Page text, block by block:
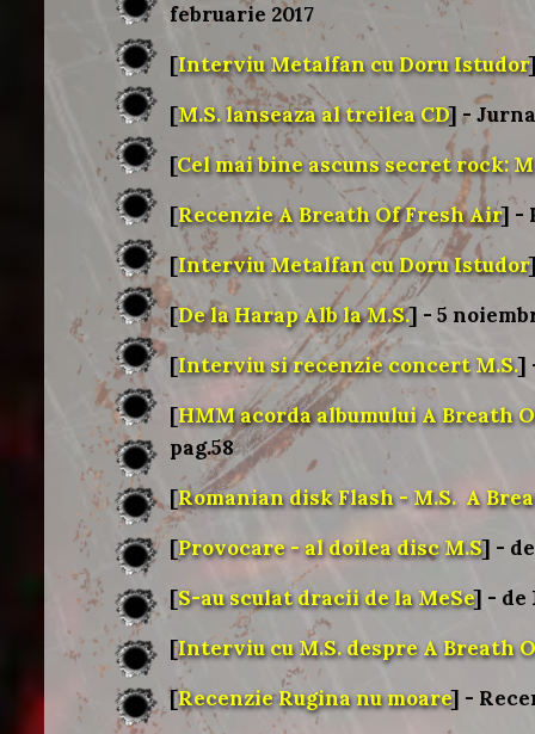
februarie 2017
[Interviu Metalfan cu Doru Istudor
[M.S. lanseaza al treilea CD] -
[Cel mai bine ascuns secret rock:
[Recenzie A Breath Of Fresh Air] -
[Interviu Metalfan cu Doru Istudor
[De la Harap Alb la M.S.] - 5
[Interviu si recenzie concert M.S.]
[HMM acorda albumului A Breath
pag.58
[Romanian disk Flash - M.S. A
[Provocare - al doilea disc M.S] -
[S-au sculat dracii de la MeSe] - de
[Interviu cu M.S. despre A Breath
[Recenzie Rugina nu moare] -